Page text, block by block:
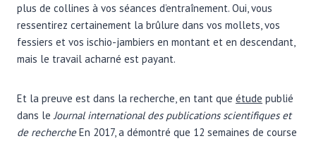
plus de collines à vos séances d’entraînement. Oui, vous
ressentirez certainement la brûlure dans vos mollets, vos
fessiers et vos ischio-jambiers en montant et en descendant,
mais le travail acharné est payant.
Et la preuve est dans la recherche, en tant que étude publié
dans le Journal international des publications scientifiques et
de rechercheEn 2017, a démontré que 12 semaines de course